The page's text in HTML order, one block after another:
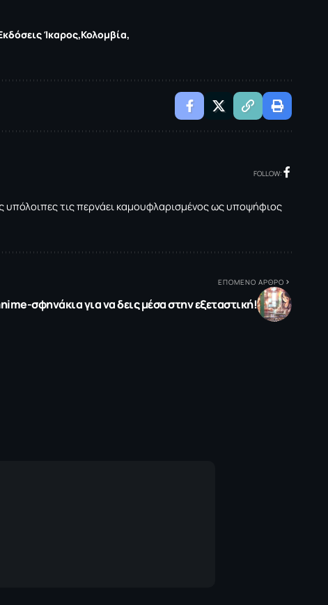
Ίκαρος Κολομβία
FOLLOW:
υπόλοιπες τις περνάει καμουφλαρισμένος ως υποψήφιος
ΕΠΟΜΕΝΟ ΑΡΘΡΟ
σφηνάκια για να δεις μέσα στην εξεταστική!